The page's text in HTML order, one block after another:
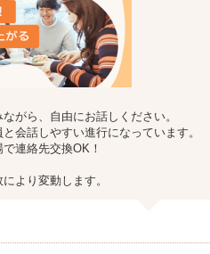
がら、自由にお話しください。
会話しやすい進行になっています。
連絡先交換OK！
より変動します。